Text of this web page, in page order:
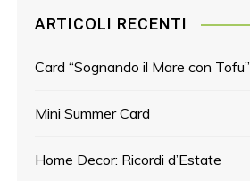
ARTICOLI RECENTI
Card “Sognando il Mare con Tofu”
Mini Summer Card
Home Decor: Ricordi d’Estate